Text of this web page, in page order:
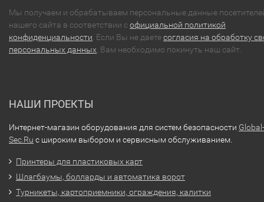
Мы получаем и обрабатываем персональные данные
нашего сайта в соответствии софициальной политикой
конфиденциальности. Если Вы не даетесогласия на обработку
персональных данных, Вам необходимо покинуть наш сайт.
НАШИ ПРОЕКТЫ
Интернет-магазин оборудования для систем безопасности Global-
Sec.Ru с широким выбором и сервисным обслуживанием.
Принтеры для пластиковых карт
Шлагбаумы, болларды и автоматика ворот
Турникеты, картоприемники, ограждения, калитки